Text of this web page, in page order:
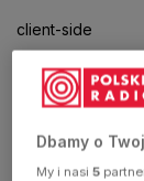
client-side
exception
hasDbamy o
My i nasi5